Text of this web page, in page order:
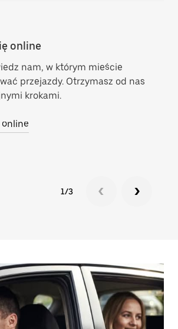
online
nam, w którym mieście
przejazdy. Otrzymasz od nas
krokami.
1/3